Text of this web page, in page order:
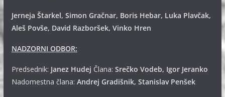
Jerneja Štarkel, Simon Gračnar, Boris Hebar, Luka Plavčak,
Aleš Povše, David Razboršek, Vinko Hren
NADZORNI ODBOR:
Predsednik: Janez Hudej Člana: Srečko Vodeb, Igor Jeranko
Nadomestna člana: Andrej Gradišnik, Stanislav Penšek